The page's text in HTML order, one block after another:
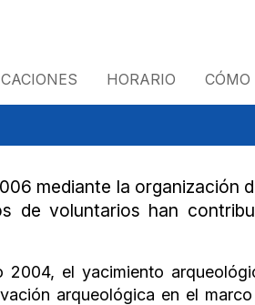
HORARIO CÓMO
mediante la organización
voluntarios han
el yacimiento
arqueológica en el